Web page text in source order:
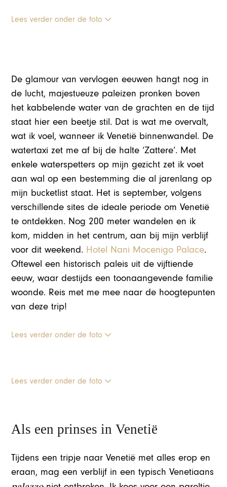
Lees verder onder de foto
De glamour van vervlogen eeuwen hangt nog in
de lucht, majestueuze paleizen pronken boven
het kabbelende water van de grachten en de tijd
staat hier een beetje stil. Dat is wat me overvalt,
wat ik voel, wanneer ik Venetië binnenwandel. De
watertaxi zet me af bij de halte ‘Zattere’. Met
enkele waterspetters op mijn gezicht zet ik voet
aan wal op een bestemming die al jarenlang op
mijn bucketlist staat. Het is september, volgens
verschillende sites de ideale periode om Venetië
te ontdekken. Nog 200 meter wandelen en ik
kom, midden in het centrum, aan bij mijn verblijf
voor dit weekend. Hotel Nani Mocenigo Palace.
Oftewel een historisch paleis uit de vijftiende
eeuw, waar destijds een toonaangevende familie
woonde. Reis met me mee naar de hoogtepunten
van deze trip!
Lees verder onder de foto
Lees verder onder de foto
Als een prinses in Venetië
Tijdens een tripje naar Venetië met alles erop en
eraan, mag een verblijf in een typisch Venetiaans